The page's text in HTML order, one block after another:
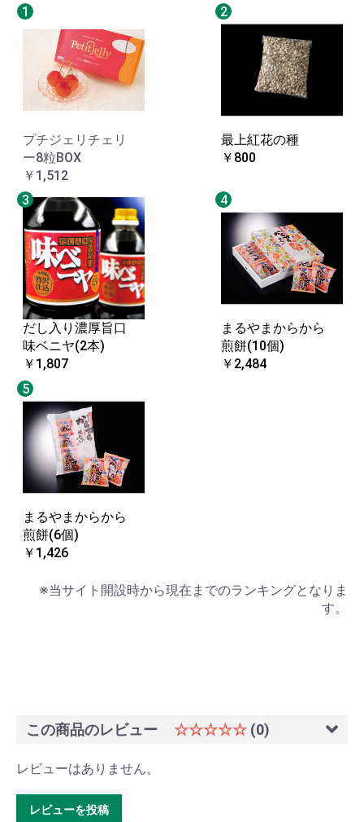
1
プチジェリチェリ
ー8粒BOX
￥1,512
2
最上紅花の種
￥800
3
だし入り濃厚旨口
味ベニヤ(2本)
￥1,807
4
まるやまからから
煎餅(10個)
￥2,484
5
まるやまからから
煎餅(6個)
￥1,426
※当サイト開設時から現在までのランキングとなりま
す。
この商品のレビュー ☆☆☆☆☆ (0)
レビューはありません。
レビューを投稿